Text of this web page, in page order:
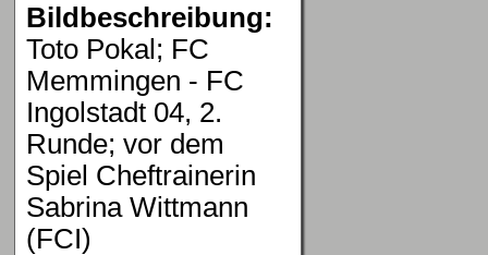
Bildbeschreibung:
Toto Pokal; FC
Memmingen - FC
Ingolstadt 04, 2.
Runde; vor dem
Spiel Cheftrainerin
Sabrina Wittmann
(FCI)